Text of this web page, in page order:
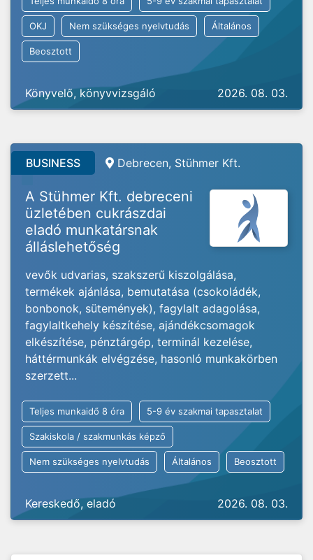
OKJ Nem szükséges nyelvtudás Általános
Beosztott
Könyvelő, könyvvizsgáló 2026. 08. 03.
BUSINESS Debrecen, Stühmer Kft.
A Stühmer Kft. debreceni
üzletében cukrászdai
eladó munkatársnak
álláslehetőség
vevők udvarias, szakszerű kiszolgálása,
termékek ajánlása, bemutatása (csokoládék,
bonbonok, sütemények), fagylalt adagolása,
fagylaltkehely készítése, ajándékcsomagok
elkészítése, pénztárgép, terminál kezelése,
háttérmunkák elvégzése, hasonló munkakörben
szerzett...
Teljes munkaidő 8 óra 5-9 év szakmai tapasztalat
Szakiskola / szakmunkás képző
Nem szükséges nyelvtudás Általános Beosztott
Kereskedő, eladó 2026. 08. 03.